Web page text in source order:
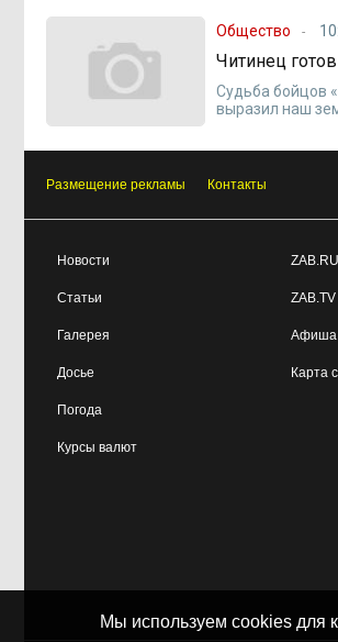
Общество
Читинец
Судьба бойцов
выразил наш
Размещение рекламы Контакты
Новости
Статьи
Галерея
Досье
Погода
Курсы валют
ZAB.RU
ZAB.TV
Афиша
Карта
Мы используем cookies для